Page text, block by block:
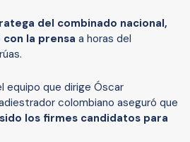
del combinado nacional,
con la prensa a horas del
equipo que dirige Óscar
colombiano aseguró que
los firmes candidatos para